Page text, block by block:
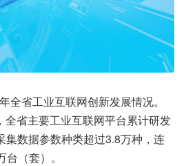
全省工业互联网创新发展情况。
全省主要工业互联网平台累计研发
集数据参数种类超过3.8万种，连
（套）。